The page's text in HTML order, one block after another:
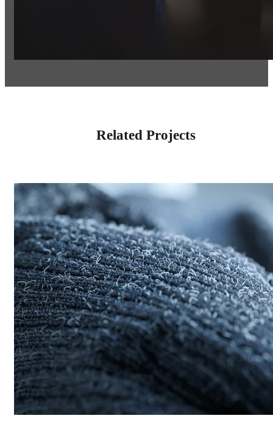
Related Projects